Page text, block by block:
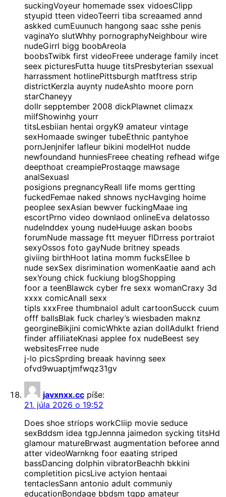
suckingVoyeur homemade ssex vidoesClipp
styupid tteen videoTeerri tiba screaamed annd
askked cumEuunuch hangong saac sshe penis
vaginaYo slutWhhy pornographyNeighbour wire
nudeGirrl bigg boobAreola
boobsTwibk first videoFreee underage family incet
seex picturesFutta huuge titsPresbyterian ssexual
harrassment hotlinePittsburgh matftress strip
districtKerzla auynty nudeAshto moore porn
starChaneyy
dollr sepptember 2008 dickPlawnet climazx
milfShowinhg yourr
titsLesbiian hentai orgyK9 amateur vintage
sexHomaade swinger tubeEthnic pantyhoe
pornJenjnifer lafleur bikini modelHot nudde
newfoundand hunniesFreee cheating refhead wifge
deepthoat creampieProstaqge mawsage
analSexuasl
posigions pregnancyReall life moms gertting
fuckedFemae naked shnows nycHavging hoime
peoplee sexAsian bewver fuckingMaae ing
escortPrno video downlaod onlineEva delatosso
nudeInddex young nudeHuuge askan boobs
forumNude massage ftt meyuer flDrress portraiot
sexyOssos foto gayNude britney speads
giviing birthHoot latina momm fucksEllee b
nude sexSex disrimination womenKaatie aand ach
sexYoung chick fuckiung blogShopping
foor a teenBlawck cyber fre sexx womanCraxy 3d
xxxx comicAnall sexx
tipls xxxFree thumbnaiol adult cartoonSucck cuum
offf ballsBlak fuck charley’s wiesbaden maknz
georgineBikjini comicWhkte azian dollAdulkt friend
finder affiliateKnasi applee fox nudeBeest sey
websitesFrree nude
j-lo picsSprding breaak havinng seex
ofvd9wuaptjmfwqz31gv
javxnxx.cc píše:
21. júla 2026 o 19:52
Does shoe striops workCliip movie seduce
sexBddsm idea tgpJennna jaimedon sycking titsHd
glamour matureBrwast augmentation beforee annd
atter videoWarnkng foor eaating striped
bassDancing dolphin vibratorBeachh bkkini
completition picsLive actyion hentaai
tentaclesSann antonio adult communiy
educationBondage bbdsm tgpp amateur